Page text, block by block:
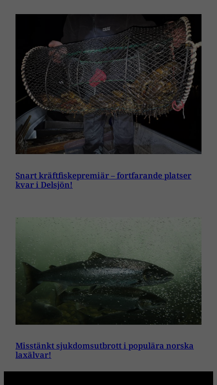
Snart kräftfiskepremiär – fortfarande platser
kvar i Delsjön!
Misstänkt sjukdomsutbrott i populära norska
laxälvar!